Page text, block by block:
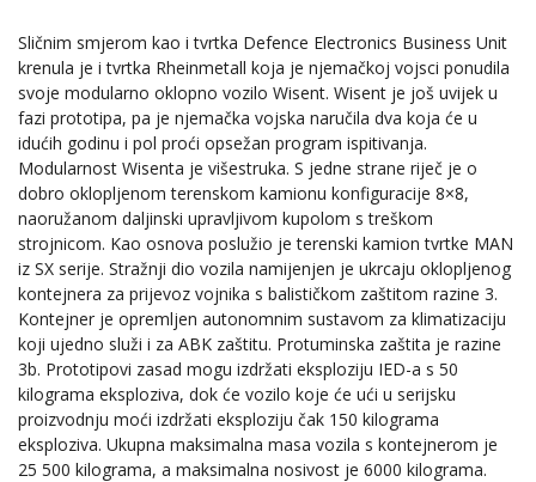
Sličnim smjerom kao i tvrtka Defence Electronics Business Unit
krenula je i tvrtka Rheinmetall koja je njemačkoj vojsci ponudila
svoje modularno oklopno vozilo Wisent. Wisent je još uvijek u
fazi prototipa, pa je njemačka vojska naručila dva koja će u
idućih godinu i pol proći opsežan program ispitivanja.
Modularnost Wisenta je višestruka. S jedne strane riječ je o
dobro oklopljenom terenskom kamionu konfiguracije 8×8,
naoružanom daljinski upravljivom kupolom s treškom
strojnicom. Kao osnova poslužio je terenski kamion tvrtke MAN
iz SX serije. Stražnji dio vozila namijenjen je ukrcaju oklopljenog
kontejnera za prijevoz vojnika s balističkom zaštitom razine 3.
Kontejner je opremljen autonomnim sustavom za klimatizaciju
koji ujedno služi i za ABK zaštitu. Protuminska zaštita je razine
3b. Prototipovi zasad mogu izdržati eksploziju IED-a s 50
kilograma eksploziva, dok će vozilo koje će ući u serijsku
proizvodnju moći izdržati eksploziju čak 150 kilograma
eksploziva. Ukupna maksimalna masa vozila s kontejnerom je
25 500 kilograma, a maksimalna nosivost je 6000 kilograma.